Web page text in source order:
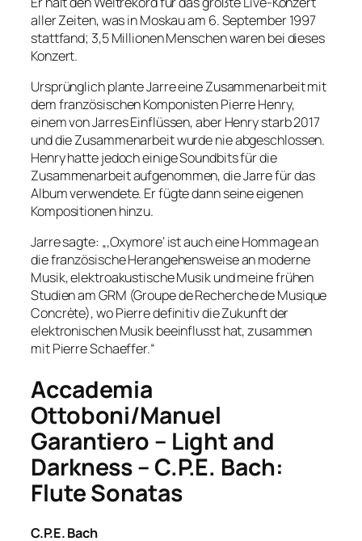
aller Zeiten, was in Moskau am 6. September 1997
stattfand; 3,5 Millionen Menschen waren bei dieses
Konzert.
Ursprünglich plante Jarre eine Zusammenarbeit mit
dem französischen Komponisten Pierre Henry,
einem von Jarres Einflüssen, aber Henry starb 2017
und die Zusammenarbeit wurde nie abgeschlossen.
Henry hatte jedoch einige Soundbits für die
Zusammenarbeit aufgenommen, die Jarre für das
Album verwendete. Er fügte dann seine eigenen
Kompositionen hinzu.
Jarre sagte: „‚Oxymore‘ ist auch eine Hommage an
die französische Herangehensweise an moderne
Musik, elektroakustische Musik und meine frühen
Studien am GRM (Groupe de Recherche de Musique
Concrète), wo Pierre definitiv die Zukunft der
elektronischen Musik beeinflusst hat, zusammen
mit Pierre Schaeffer.“
Accademia
Ottoboni/Manuel
Garantiero – Light and
Darkness – C.P.E. Bach:
Flute Sonatas
C.P.E. Bach